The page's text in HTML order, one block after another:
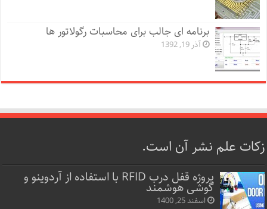
برنامه ای جالب برای محاسبات رگولاتور ها
آذر 19, 1392
زکات علم نشر آن است.
پروژه قفل‌ درب RFID با استفاده از آردوینو و
گوشی هوشمند
اسفند 25, 1400